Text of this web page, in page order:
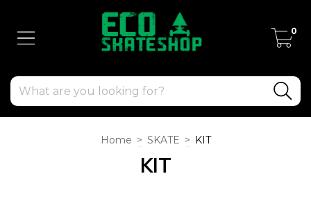
0
Home > SKATE > KIT
KIT